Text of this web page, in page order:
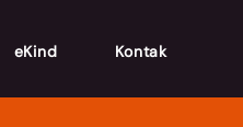
eKind Kontak